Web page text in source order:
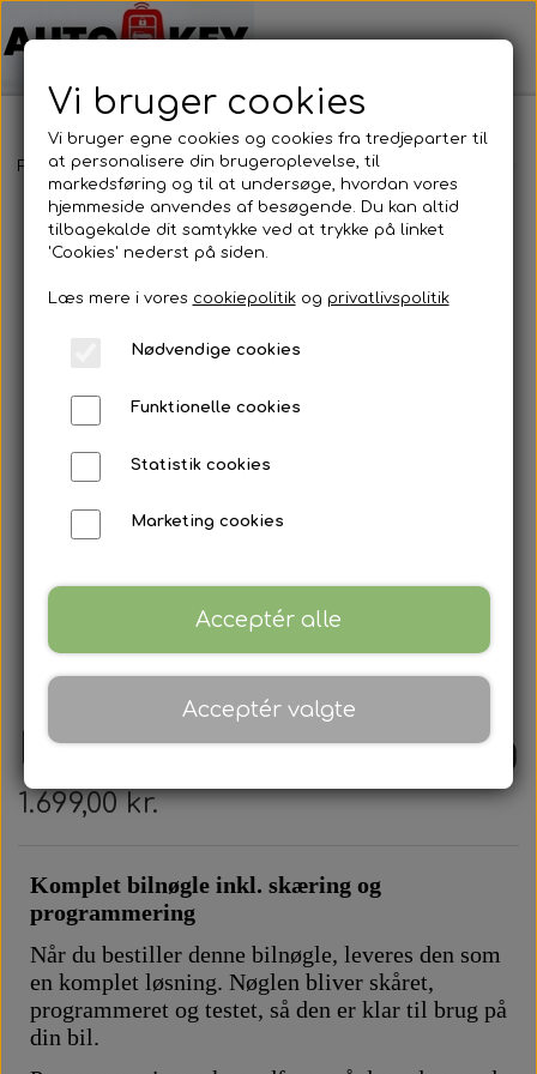
Forside Bilnøgler Nissan Fjernbetjening
Nissan - Fjernbetjening
1.699,00 kr.
Komplet bilnøgle inkl. skæring og
programmering
Når du bestiller denne bilnøgle, leveres den som
en komplet løsning. Nøglen bliver skåret,
programmeret og testet, så den er klar til brug på
din bil.
Vi bruger cookies
Vi bruger egne cookies og cookies fra tredjeparter til
at personalisere din brugeroplevelse, til
markedsføring og til at undersøge, hvordan vores
hjemmeside anvendes af besøgende. Du kan altid
tilbagekalde dit samtykke ved at trykke på linket
'Cookies' nederst på siden.
Læs mere i vores cookiepolitikog privatlivspolitik
Nødvendige cookies
Funktionelle cookies
Statistik cookies
Marketing cookies
Acceptér alle
Acceptér valgte